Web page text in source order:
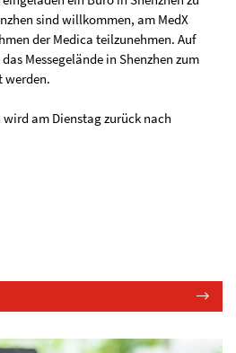
sind willkommen, am MedX
der Medica teilzunehmen. Auf
Messegelände in Shenzhen zum
werden.
am Dienstag zurück nach